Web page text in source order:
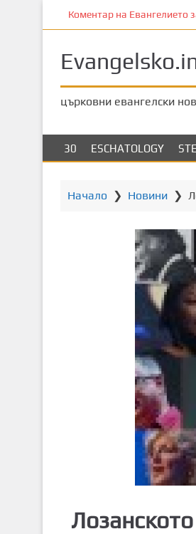
к
Коментар на Евангелието
църковни евангелски
30 ESCHATOLOGY
Начало ❯ Новини❯